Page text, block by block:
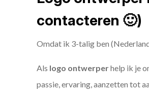
contacteren 🙂)
Omdat ik 3-talig ben
Als logo ontwerperhelp ik je
passie, ervaring, aanzetten tot